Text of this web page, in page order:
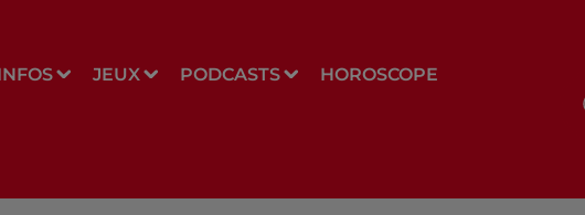
JEUX PODCASTS HOROSCOPE